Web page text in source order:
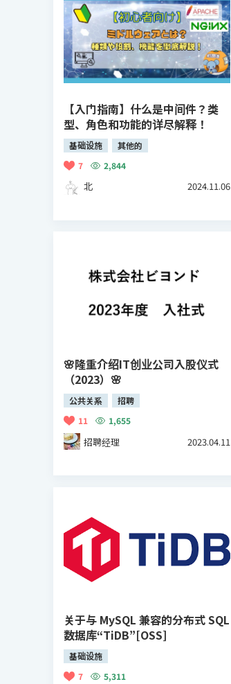
【入门指南】什么是中间件？类
型、角色和功能的详尽解释！
基础设施
其他的
7
2,844
北 2024.11.06
🌸隆重介绍IT创业公司入股仪式
（2023）🌸
公共关系
招聘
11
1,655
招聘经理 2023.04.11
关于与 MySQL 兼容的分布式 SQL
数据库“TiDB”[OSS]
基础设施
7
5,311